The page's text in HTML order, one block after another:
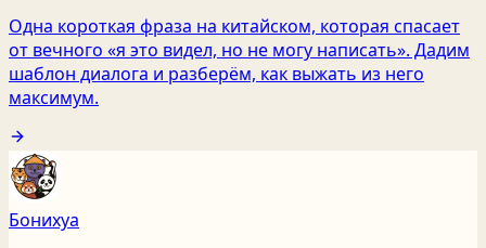
Одна короткая фраза на китайском, которая спасает
от вечного «я это видел, но не могу написать». Дадим
шаблон диалога и разберём, как выжать из него
максимум.
Бонихуа